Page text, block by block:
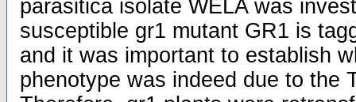
parasitica isolate WELA was
susceptible gr1 mutant GR1 is
and it was important to establish
phenotype was indeed due to the